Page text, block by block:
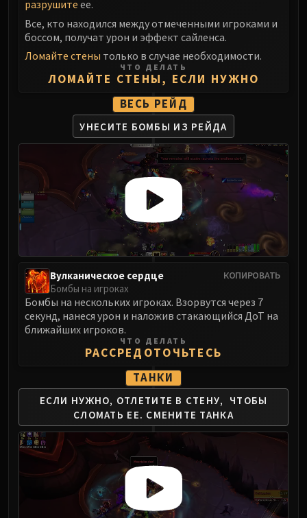
Terros
Sennarth
Primal Council
Dathea
Kurog
Diurna
Raszageth
ICECROWN CITADEL
Lord Marrowgar
Lady Deathwhisper
Gunship Battle
Deathbringer Saurfang
Festergut
Professor Putricide
Blood Prince Council
Blood-Queen Lana'thel
Valithria Dreamwalker
Sindragosa
The Lich King
RUBY SANCTUM
Halion
TRIALS OF THE CRUSADER
Northrend Beasts
Lord Jaraxxus
Faction Champions
Twin Val'kyr
Anub'Arak
разрушите ее.
Все, кто находился между отмеченными игроками и
боссом, получат урон и эффект сайленса.
Ломайте стены только в случае необходимости.
ЧТО ДЕЛАТЬ
ЛОМАЙТЕ СТЕНЫ, ЕСЛИ НУЖНО
ВЕСЬ РЕЙД
УНЕСИТЕ БОМБЫ ИЗ РЕЙДА
КОПИРОВАТЬ
Вулканическое сердце
Бомбы на игроках
Бомбы на нескольких игроках. Взорвутся через 7
секунд, нанеся урон и наложив стакающийся ДоТ на
ближайших игроков.
ЧТО ДЕЛАТЬ
РАССРЕДОТОЧЬТЕСЬ
ТАНКИ
ЕСЛИ НУЖНО, ОТЛЕТИТЕ В СТЕНУ,
ЧТОБЫ
СЛОМАТЬ ЕЕ. СМЕНИТЕ ТАНКА